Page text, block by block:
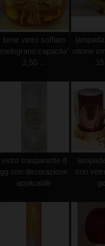
lume vetro soffiato
melograno capacita'
2,50 ...
ottone
vetro trasparente 8
gg con decorazione
applicabile
con